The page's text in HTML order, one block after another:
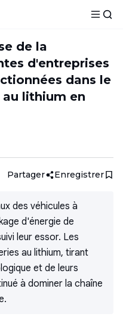
de la
d'entreprises
dans le
lithium en
Partager Enregistrer
des véhicules à
d'énergie de
leur essor. Les
au lithium, tirant
et de leurs
à dominer la chaîne